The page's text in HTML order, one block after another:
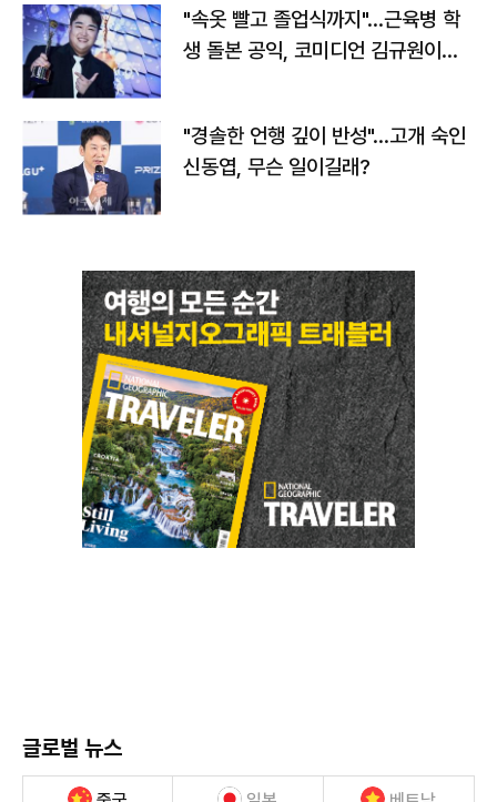
"속옷 빨고 졸업식까지"…근육병 학
생 돌본 공익, 코미디언 김규원이었
"경솔한 언행 깊이 반성"…고개 숙인
신동엽, 무슨 일이길래?
글로벌 뉴스